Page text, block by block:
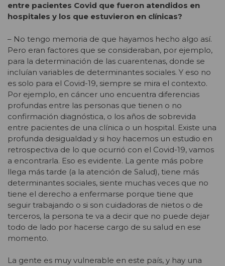
entre pacientes Covid que fueron atendidos en
hospitales y los que estuvieron en clínicas?
– No tengo memoria de que hayamos hecho algo así.
Pero eran factores que se consideraban, por ejemplo,
para la determinación de las cuarentenas, donde se
incluían variables de determinantes sociales. Y eso no
es solo para el Covid-19, siempre se mira el contexto.
Por ejemplo, en cáncer uno encuentra diferencias
profundas entre las personas que tienen o no
confirmación diagnóstica, o los años de sobrevida
entre pacientes de una clínica o un hospital. Existe una
profunda desigualdad y si hoy hacemos un estudio en
retrospectiva de lo que ocurrió con el Covid-19, vamos
a encontrarla. Eso es evidente. La gente más pobre
llega más tarde (a la atención de Salud), tiene más
determinantes sociales, siente muchas veces que no
tiene el derecho a enfermarse porque tiene que
seguir trabajando o si son cuidadoras de nietos o de
terceros, la persona te va a decir que no puede dejar
todo de lado por hacerse cargo de su salud en ese
momento.
La gente es muy vulnerable en este país, y hay una